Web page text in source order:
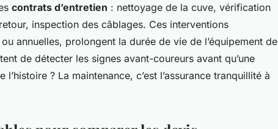
contrats d’entretien : nettoyage de la cuve, vérification
inspection des câblages. Ces interventions
annuelles, prolongent la durée de vie de l’équipement de
de détecter les signes avant-coureurs avant qu’une
? La maintenance, c’est l’assurance tranquillité à